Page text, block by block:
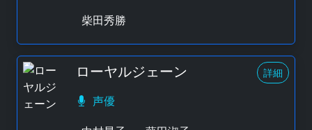
柴田秀勝
ローヤルジェーン 詳細
声優